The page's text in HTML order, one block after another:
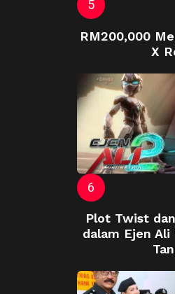
RM200,000
X
Plot Twist
dalam Ejen Ali